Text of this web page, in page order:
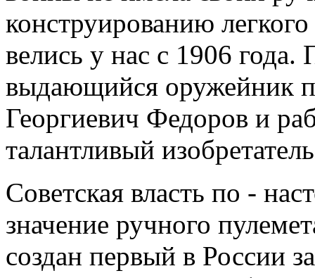
конструированию
велись у нас с 1906
выдающийся оружейник
Георгиевич Федоров и
талантливый
Советская власть по -
значение ручного
создан первый в России